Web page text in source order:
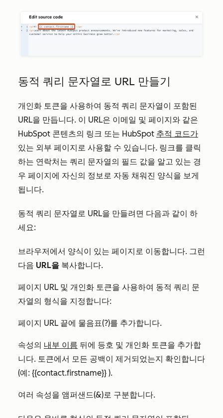
동적 쿼리 문자열로 URL 만들기
개인화 토큰을 사용하여 동적 쿼리 문자열이 포함된
URL을 만듭니다. 이 URL은 이메일 및 페이지와 같은
HubSpot 콘텐츠의 링크 또는 HubSpot 추적 코드가
있는 외부 페이지로 사용할 수 있습니다. 링크를 클릭
하는 연락처는 쿼리 문자열의 필드 값을 알고 있는 경
우 페이지에 자신의 정보로 자동 채워진 양식을 보게
됩니다.
동적 쿼리 문자열로 URL을 만들려면 다음과 같이 하
세요:
브라우저에서 양식이 있는 페이지로 이동합니다. 그런
다음 URL을 복사합니다.
페이지 URL 및 개인화 토큰을 사용하여 동적 쿼리 문
자열의 형식을 지정합니다:
페이지 URL 끝에 물음표(?)를 추가합니다.
속성의 내부 이름 뒤에 등호 및 개인화 토큰을 추가합
니다. 토큰에서 모든 공백이 제거되었는지 확인합니다
(예: {{contact.firstname}} ).
여러 속성을 앰퍼샌드(&)로 구분합니다.